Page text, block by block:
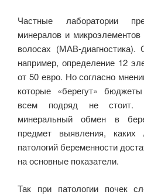
Частные лаборатории
минералов и
волосах (МАВ-диагностика).
например, определение 12
от 50 евро. Но согласно
которые «берегут»
всем подряд не стоит.
минеральный обмен в
предмет выявления,
патологий беременности
на основные показатели.
Так при патологии почек